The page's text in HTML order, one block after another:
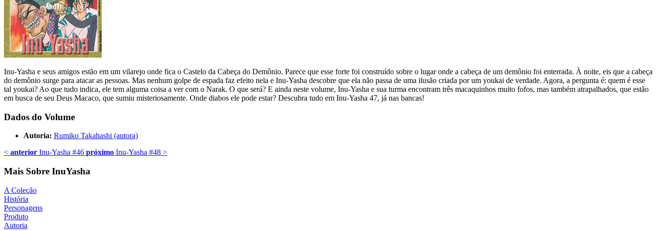
Inu-Yasha e seus amigos estão em um vilarejo onde fica o Castelo da Cabeça do Demônio. Parece que esse forte foi construído sobre o lugar onde a cabeça de um demônio foi enterrada. À noite, eis que a cabeça
do demônio surge para atacar as pessoas. Mas nenhum golpe de espada faz efeito nela e Inu-Yasha descobre que ela não passa de uma ilusão criada por um youkai de verdade. Agora, a pergunta é: quem é esse
tal youkai? Ao que tudo indica, ele tem alguma coisa a ver com o Narak. O que será? E ainda neste volume, Inu-Yasha e sua turma encontram três macaquinhos muito fofos, mas também atrapalhados, que estão
em busca de seu Deus Macaco, que sumiu misteriosamente. Onde diabos ele pode estar? Descubra tudo em Inu-Yasha 47, já nas bancas!
Dados do Volume
Autoria: Rumiko Takahashi (autora)
< anterior Inu-Yasha #46 próximo Inu-Yasha #48 >
Mais Sobre InuYasha
A Coleção
História
Personagens
Produto
Autoria